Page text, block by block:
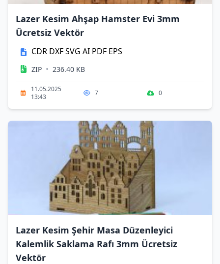
Lazer Kesim Ahşap Hamster Evi 3mm
Ücretsiz Vektör
CDR DXFSVG AI PDF EPS
ZIP • 236.40 KB
11.05.2025
13:43
7 0
Lazer Kesim Şehir Masa Düzenleyici
Kalemlik Saklama Rafı 3mm Ücretsiz
Vektör